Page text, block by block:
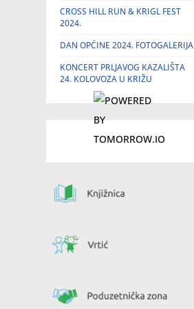
CROSS HILL RUN & KRIGL FEST
2024.
DAN OPĆINE 2024. FOTOGALERIJA
KONCERT PRLJAVOG KAZALIŠTA
24. KOLOVOZA U KRIŽU